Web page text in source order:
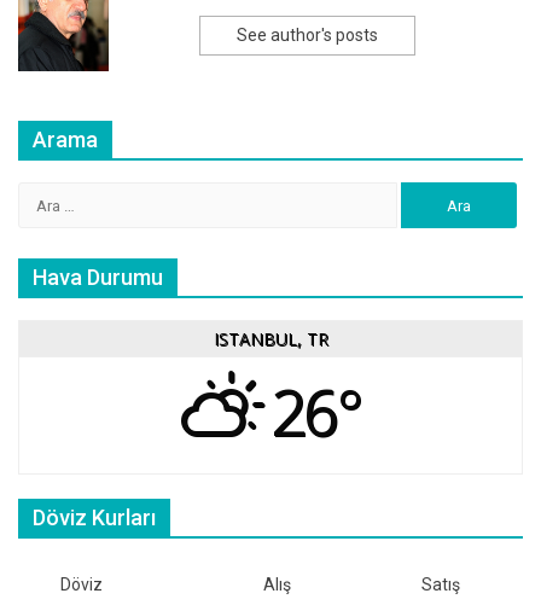
See author's posts
Arama
Hava Durumu
ISTANBUL, TR
26°
Döviz Kurları
Döviz Alış Satış